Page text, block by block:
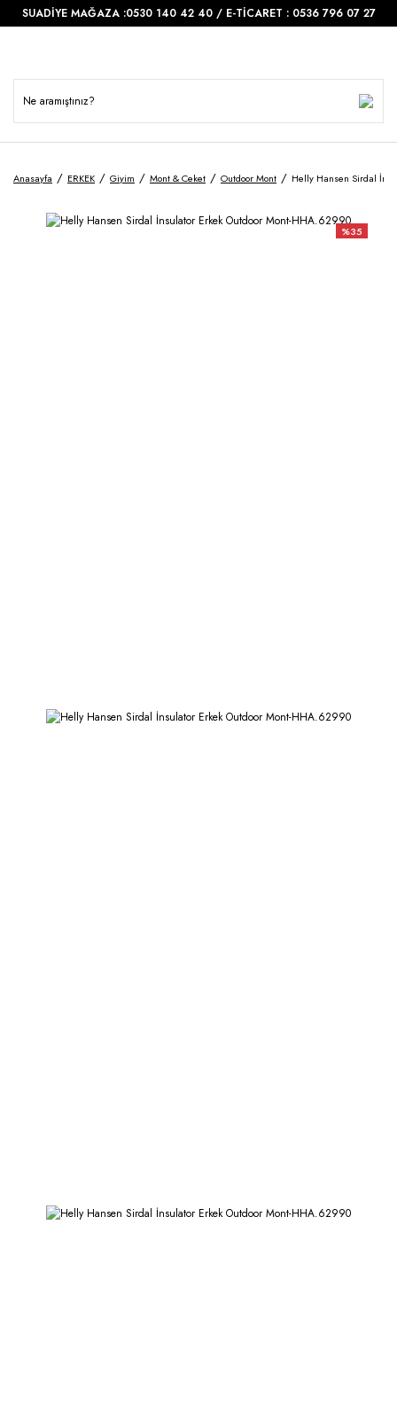
SUADİYE MAĞAZA :0530 140 42 40 / E-TİCARET : 0536 796 07 27
Anasayfa ERKEK Giyim Mont & Ceket Outdoor Mont Helly Hansen Sirdal
%35